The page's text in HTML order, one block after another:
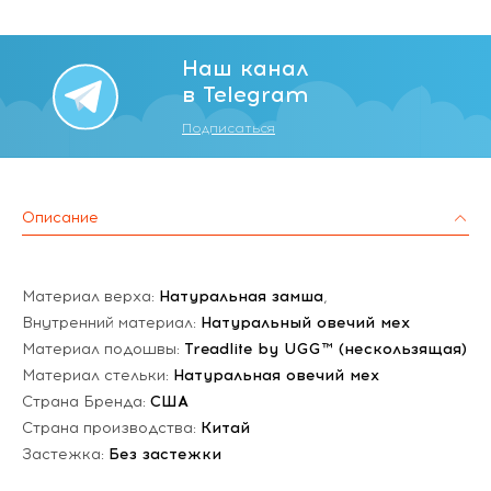
Наш канал
в Telegram
Подписаться
Описание
Материал верха: Натуральная замша,
Внутренний материал: Натуральный овечий мех
Материал подошвы: Treadlite by UGG™ (нескользящая)
Материал стельки: Натуральная овечий мех
Страна Бренда: США
Страна производства: Китай
Застежка: Без застежки